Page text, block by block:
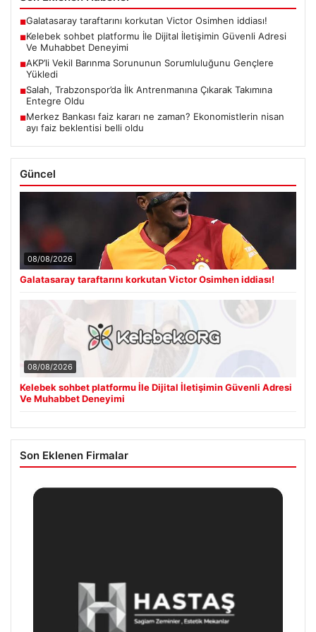
■Galatasaray taraftarını korkutan Victor Osimhen iddiası!
■Kelebek sohbet platformu İle Dijital İletişimin Güvenli Adresi
Ve Muhabbet Deneyimi
■AKP’li Vekil Barınma Sorununun Sorumluluğunu Gençlere
Yükledi
■Salah, Trabzonspor’da İlk Antrenmanına Çıkarak Takımına
Entegre Oldu
■Merkez Bankası faiz kararı ne zaman? Ekonomistlerin nisan
ayı faiz beklentisi belli oldu
Güncel
08/08/2026
Galatasaray taraftarını korkutan Victor Osimhen iddiası!
08/08/2026
Kelebek sohbet platformu İle Dijital İletişimin Güvenli Adresi
Ve Muhabbet Deneyimi
Son Eklenen Firmalar